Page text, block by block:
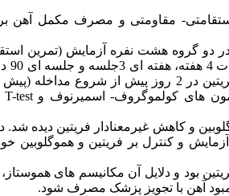
حاضر، بررسی تاثیرات 4هفته تمرین استقامتی- مقاومتی
نمونه ­گیری تصادفی در دو گروه هشت نفره آزمایش
هموگلوبین و کاهش غیر­معنادار فریتین
و کنترل بر فریتین و هموگلوبین
بود و دلایل آن مکانیسم­ های
آهن با تجویز پزشک مصرف شود.